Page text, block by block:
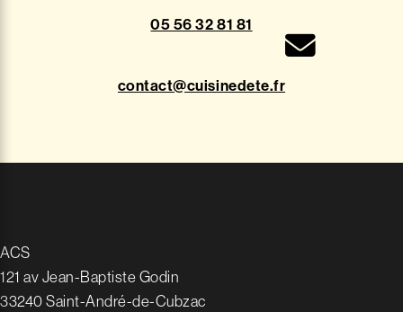
05 56 32 81 81
contact@cuisinedete.fr
ACS
121 av Jean-Baptiste Godin
33240 Saint-André-de-Cubzac